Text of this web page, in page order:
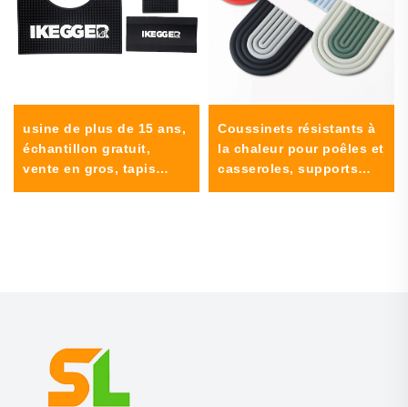
usine de plus de 15 ans,
échantillon gratuit,
vente en gros, tapis
Coussinets résistants à
la chaleur pour poêles et
casseroles, supports